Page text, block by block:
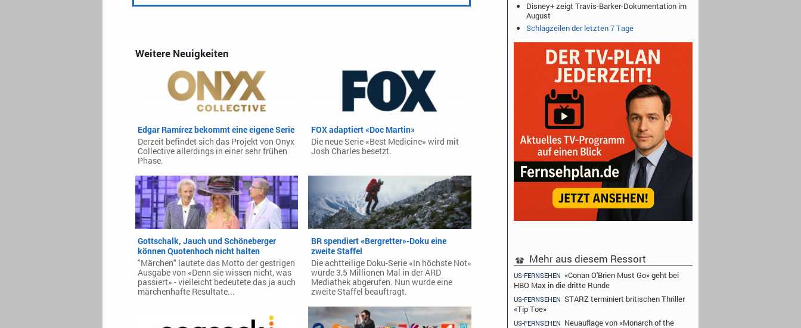
Weitere Neuigkeiten
Edgar Ramírez bekommt eine eigene Serie
Derzeit befindet sich das Projekt von Onyx
Collective allerdings in einer sehr frühen
Phase.
FOX adaptiert «Doc Martin»
Die neue Serie «Best Medicine» wird mit
Josh Charles besetzt.
Gottschalk, Jauch und Schöneberger
können Quotenhoch nicht halten
"Märchen" lautete das Motto der gestrigen
Ausgabe von «Denn sie wissen nicht, was
passiert» - vielleicht bedeutete das ja auch
märchenhafte Resultate...
BR spendiert «Bergretter»-Doku eine
zweite Staffel
Die achtteilige Doku-Serie «In höchste Not»
wurde 3,5 Millionen Mal in der ARD
Mediathek abgerufen. Nun wurde eine
zweite Staffel beauftragt.
Disney+ zeigt Travis-Barker-Dokumentation im
August
Schlagzeilen der letzten 7 Tage
Mehr aus diesem Ressort
US-FERNSEHEN «Conan O'Brien Must Go» geht bei
HBO Max in die dritte Runde
US-FERNSEHEN STARZ terminiert britischen Thriller
«Tip Toe»
US-FERNSEHEN Neuauflage von «Monarch of the